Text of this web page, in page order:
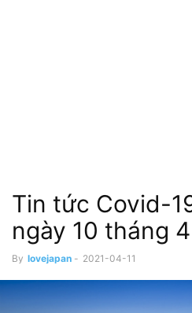
Tin tức Covid-
ngày 10 tháng
By lovejapan - 2021-04-11